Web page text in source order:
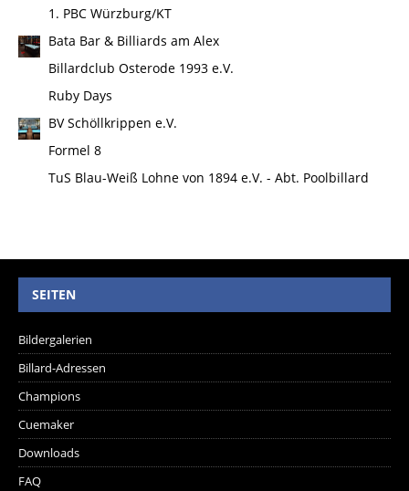
1. PBC Würzburg/KT
Bata Bar & Billiards am Alex
Billardclub Osterode 1993 e.V.
Ruby Days
BV Schöllkrippen e.V.
Formel 8
TuS Blau-Weiß Lohne von 1894 e.V. - Abt. Poolbillard
SEITEN
Bildergalerien
Billard-Adressen
Champions
Cuemaker
Downloads
FAQ